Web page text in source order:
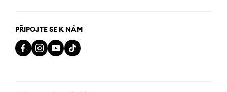
PŘIPOJTE SE K NÁM